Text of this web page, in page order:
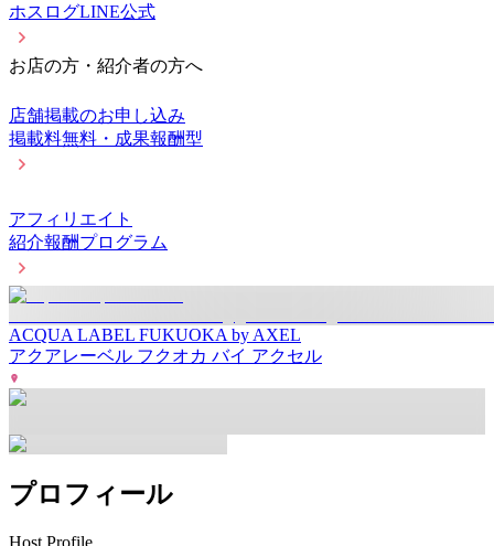
ホスログLINE公式
お店の方・紹介者の方へ
店舗掲載のお申し込み
掲載料無料・成果報酬型
アフィリエイト
紹介報酬プログラム
ACQUA LABEL FUKUOKA by AXEL
アクアレーベル フクオカ バイ アクセル
プロフィール